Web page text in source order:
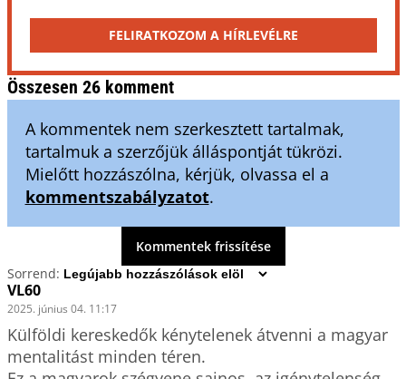
FELIRATKOZOM A HÍRLEVÉLRE
Összesen 26 komment
A kommentek nem szerkesztett tartalmak,
tartalmuk a szerzőjük álláspontját tükrözi.
Mielőtt hozzászólna, kérjük, olvassa el a
kommentszabályzatot.
Kommentek frissítése
Sorrend:
VL60
2025. június 04. 11:17
Külföldi kereskedők kénytelenek átvenni a magyar
mentalitást minden téren.